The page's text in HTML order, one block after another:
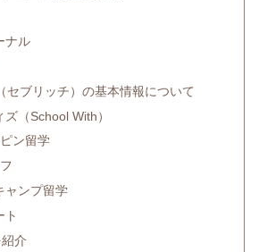
ナル
セブリッチ）の基本情報について
（School With）
ン留学
ャンプ留学
ト
介